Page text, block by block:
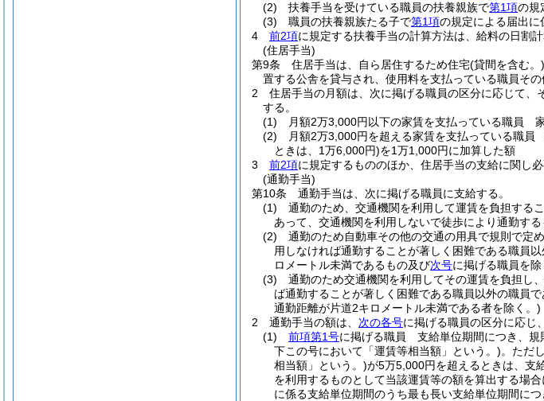
(2)
扶養手当を受けている職員の扶養親族で第1項の規
(3)
職員の扶養親族たる子で第1項の規定による届出
4
前2項に規定する扶養手当の計算方法は、給料の日割計
(住居手当)
第9条
住居手当は、自ら居住するため住宅(貸間を含む。)
置する公舎を貸与され、使用料を支払っている職員そ
2
住居手当の月額は、次に掲げる職員の区分に応じて、
する。
(1)
月額2万3,000円以下の家賃を支払っている職員
(2)
月額2万3,000円を超える家賃を支払っている職
ときは、1万6,000円)を1万1,000円に加算した額
3
前2項に規定するもののほか、住居手当の支給に関し
(通勤手当)
第10条
通勤手当は、次に掲げる職員に支給する。
(1)
通勤のため、交通機関を利用して運賃を負担する
あって、交通機関を利用しないで徒歩により通勤す
(2)
通勤のため自動車その他の交通の用具で規則で定
用しなければ通勤することが著しく困難である職員
ロメートル未満であるもの及び次号に掲げる職員を除
(3)
通勤のため交通機関を利用してその運賃を負担し
ば通勤することが著しく困難である職員以外の職員
通勤距離が片道2キロメートル未満である者を除く。)
2
通勤手当の額は、 次の各号に掲げる職員の区分に応じ、
(1)
前項第1号に掲げる職員 支給単位期間につき、規
下この号において「運賃等相当額」という。)。 ただ
相当額」という。)が5万5,000円を超えるときは、支
を利用するものとして当該運賃等の額を算出する場
に係る支給単位期間のうち最も長い支給単位期間に